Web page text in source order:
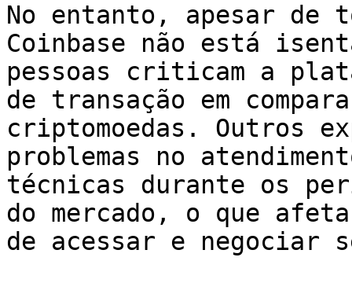
No entanto, apesar de
Coinbase não está
pessoas criticam a
de transação em
criptomoedas. Outros
problemas no
técnicas durante os
do mercado, o que
de acessar e negociar